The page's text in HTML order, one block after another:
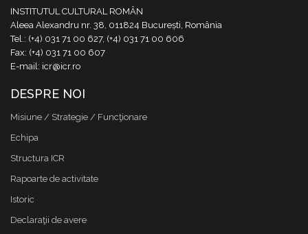
INSTITUTUL CULTURAL ROMÂN
Aleea Alexandru nr. 38, 011824 București, România
Tel.: (+4) 031 71 00 627, (+4) 031 71 00 606
Fax: (+4) 031 71 00 607
E-mail: icr@icr.ro
DESPRE NOI
Misiune / Strategie / Funcţionare
Echipa
Structura ICR
Rapoarte de activitate
Istoric
Declaraţii de avere